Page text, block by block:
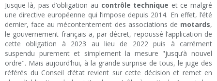
Jusque-là, pas d’obligation au contrôle technique et ce malgré
une directive européenne qui l’impose depuis 2014. En effet, l’été
dernier, face au mécontentement des associations de motards,
le gouvernement français a, par décret, repoussé l’application de
cette obligation à 2023 au lieu de 2022 puis à carrément
suspendu purement et simplement la mesure "jusqu’à nouvel
ordre". Mais aujourd’hui, à la grande surprise de tous, le juge des
référés du Conseil d’état revient sur cette décision et remet en